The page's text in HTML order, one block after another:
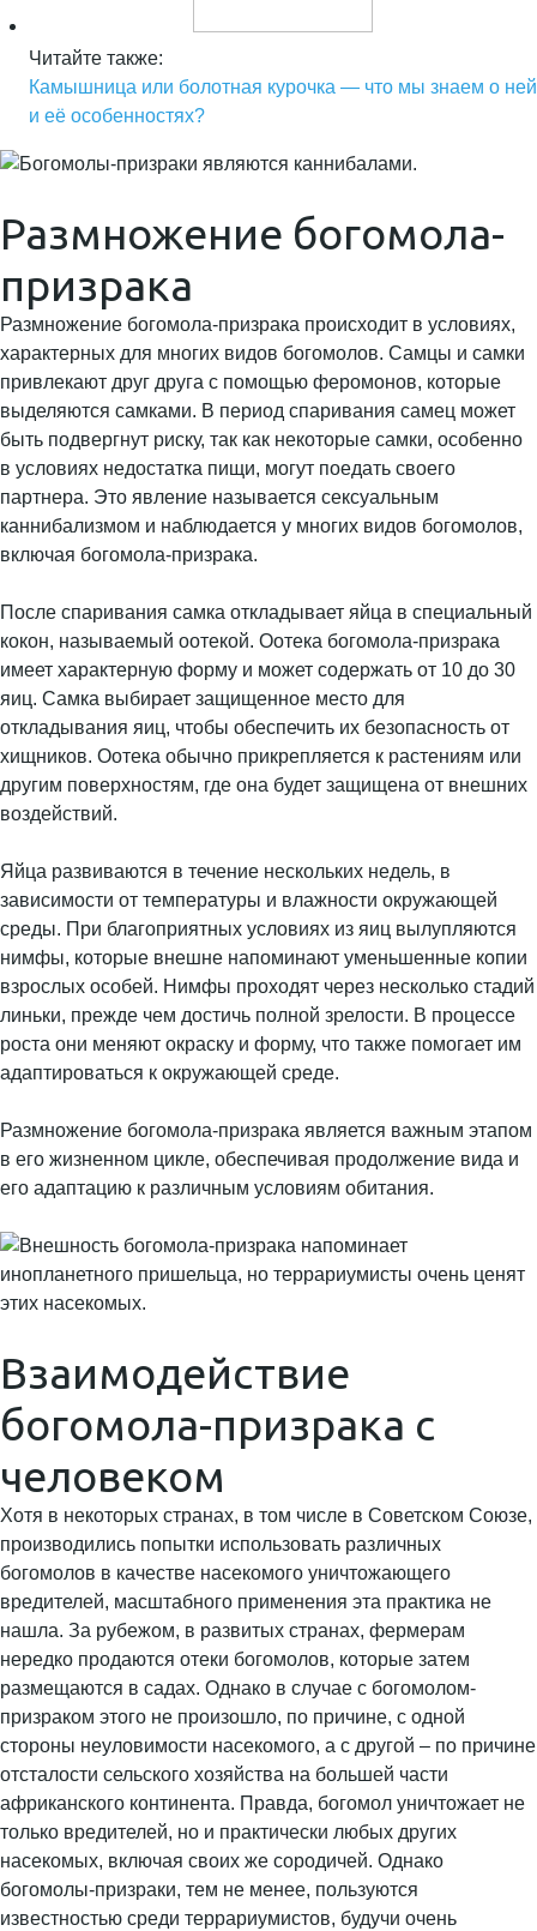
Читайте также:
Камышница или болотная курочка — что мы знаем о ней
и её особенностях?
Размножение богомола-
призрака
Размножение богомола-призрака происходит в условиях,
характерных для многих видов богомолов. Самцы и самки
привлекают друг друга с помощью феромонов, которые
выделяются самками. В период спаривания самец может
быть подвергнут риску, так как некоторые самки, особенно
в условиях недостатка пищи, могут поедать своего
партнера. Это явление называется сексуальным
каннибализмом и наблюдается у многих видов богомолов,
включая богомола-призрака.
После спаривания самка откладывает яйца в специальный
кокон, называемый оотекой. Оотека богомола-призрака
имеет характерную форму и может содержать от 10 до 30
яиц. Самка выбирает защищенное место для
откладывания яиц, чтобы обеспечить их безопасность от
хищников. Оотека обычно прикрепляется к растениям или
другим поверхностям, где она будет защищена от внешних
воздействий.
Яйца развиваются в течение нескольких недель, в
зависимости от температуры и влажности окружающей
среды. При благоприятных условиях из яиц вылупляются
нимфы, которые внешне напоминают уменьшенные копии
взрослых особей. Нимфы проходят через несколько стадий
линьки, прежде чем достичь полной зрелости. В процессе
роста они меняют окраску и форму, что также помогает им
адаптироваться к окружающей среде.
Размножение богомола-призрака является важным этапом
в его жизненном цикле, обеспечивая продолжение вида и
его адаптацию к различным условиям обитания.
Взаимодействие
богомола-призрака с
человеком
Хотя в некоторых странах, в том числе в Советском Союзе,
производились попытки использовать различных
богомолов в качестве насекомого уничтожающего
вредителей, масштабного применения эта практика не
нашла. За рубежом, в развитых странах, фермерам
нередко продаются отеки богомолов, которые затем
размещаются в садах. Однако в случае с богомолом-
призраком этого не произошло, по причине, с одной
стороны неуловимости насекомого, а с другой – по причине
отсталости сельского хозяйства на большей части
африканского континента. Правда, богомол уничтожает не
только вредителей, но и практически любых других
насекомых, включая своих же сородичей. Однако
богомолы-призраки, тем не менее, пользуются
известностью среди террариумистов, будучи очень